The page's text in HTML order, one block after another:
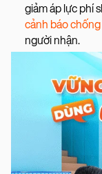
giảm áp lực phí
cảnh báo
người nhận.